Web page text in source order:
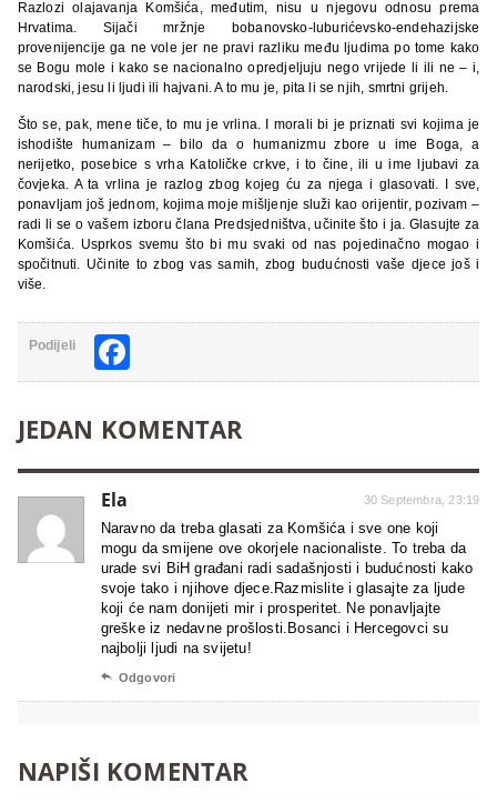
Razlozi olajavanja Komšića, međutim, nisu u njegovu odnosu prema
Hrvatima. Sijači mržnje bobanovsko-luburićevsko-endehazijske
provenijencije ga ne vole jer ne pravi razliku među ljudima po tome kako
se Bogu mole i kako se nacionalno opredjeljuju nego vrijede li ili ne – i,
narodski, jesu li ljudi ili hajvani. A to mu je, pita li se njih, smrtni grijeh.
Što se, pak, mene tiče, to mu je vrlina. I morali bi je priznati svi kojima je
ishodište humanizam – bilo da o humanizmu zbore u ime Boga, a
nerijetko, posebice s vrha Katoličke crkve, i to čine, ili u ime ljubavi za
čovjeka. A ta vrlina je razlog zbog kojeg ću za njega i glasovati. I sve,
ponavljam još jednom, kojima moje mišljenje služi kao orijentir, pozivam –
radi li se o vašem izboru člana Predsjedništva, učinite što i ja. Glasujte za
Komšića. Usprkos svemu što bi mu svaki od nas pojedinačno mogao i
spočitnuti. Učinite to zbog vas samih, zbog budućnosti vaše djece još i
više.
Podijeli
JEDAN KOMENTAR
Ela 30 Septembra, 23:19
Naravno da treba glasati za Komšića i sve one koji
mogu da smijene ove okorjele nacionaliste. To treba da
urade svi BiH građani radi sadašnjosti i budućnosti kako
svoje tako i njihove djece.Razmislite i glasajte za ljude
koji će nam donijeti mir i prosperitet. Ne ponavljajte
greške iz nedavne prošlosti.Bosanci i Hercegovci su
najbolji ljudi na svijetu!
 Odgovori
NAPIŠI KOMENTAR